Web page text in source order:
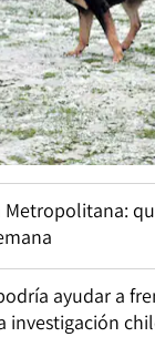
Metropolitana:
ayudar a
investigación